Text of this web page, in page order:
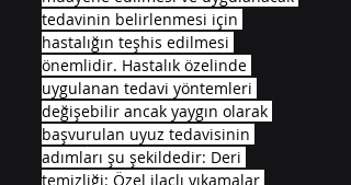
tedavinin belirlenmesi için
hastalığın teşhis edilmesi
önemlidir. Hastalık özelinde
uygulanan tedavi yöntemleri
değişebilir ancak yaygın olarak
başvurulan uyuz tedavisinin
adımları şu şekildedir: Deri
temizliği: Özel ilaçlı yıkamalar